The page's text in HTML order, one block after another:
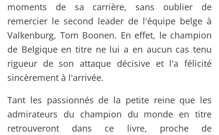
moments de sa carrière, sans oublier de
remercier le second leader de l'équipe belge à
Valkenburg, Tom Boonen. En effet, le champion
de Belgique en titre ne lui a en aucun cas tenu
rigueur de son attaque décisive et l'a félicité
sincèrement à l'arrivée.
Tant les passionnés de la petite reine que les
admirateurs du champion du monde en titre
retrouveront dans ce livre, proche de